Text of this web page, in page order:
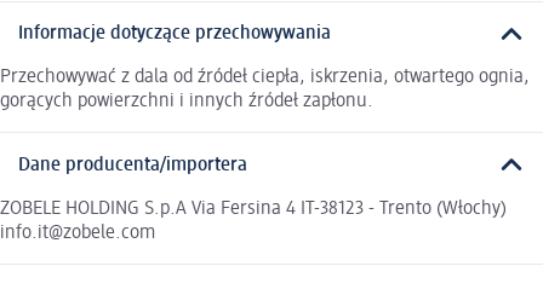
Informacje dotyczące przechowywania
Przechowywać z dala od źródeł ciepła, iskrzenia, otwartego ognia,
gorących powierzchni i innych źródeł zapłonu.
Dane producenta/importera
ZOBELE HOLDING S.p.A Via Fersina 4 IT-38123 - Trento (Włochy)
info.it@zobele.com